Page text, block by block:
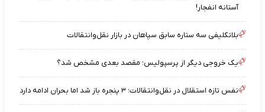
آستانه انفجار!
بلاتکلیفی سه ستاره سابق سپاهان در بازار نقل‌وانتقالات
یک خروجی دیگر از پرسپولیس؛ مقصد بعدی مشخص شد؟
نفس تازه استقلال در نقل‌وانتقالات؛ ۳ پنجره باز شد اما بحران ادامه دارد